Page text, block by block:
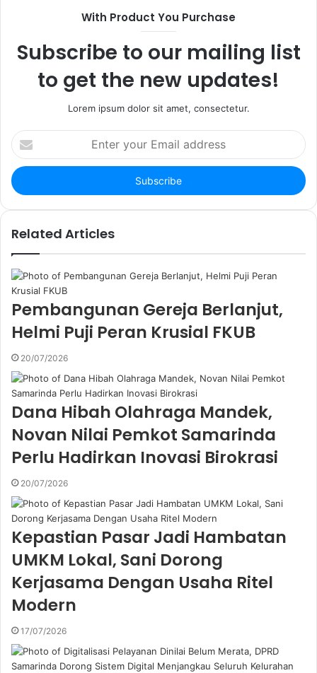
i
t
e
b
o
o
g
With Product You Purchase
Subscribe to our mailing list
to get the new updates!
Lorem ipsum dolor sit amet, consectetur.
E
n
e
y
u
r
E
m
i
l
d
d
r
e
s
s
Related Articles
Pembangunan Gereja Berlanjut,
Helmi Puji Peran Krusial FKUB
20/07/2026
Dana Hibah Olahraga Mandek,
Novan Nilai Pemkot Samarinda
Perlu Hadirkan Inovasi Birokrasi
20/07/2026
Kepastian Pasar Jadi Hambatan
UMKM Lokal, Sani Dorong
Kerjasama Dengan Usaha Ritel
Modern
17/07/2026